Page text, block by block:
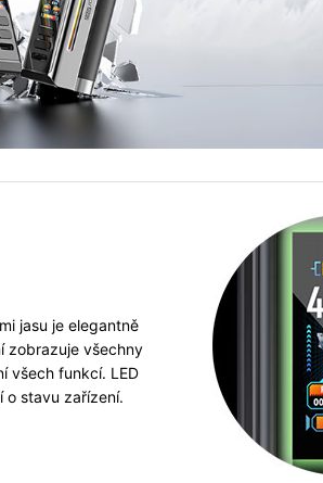
jasu je elegantně
zobrazuje všechny
všech funkcí. LED
o stavu zařízení.